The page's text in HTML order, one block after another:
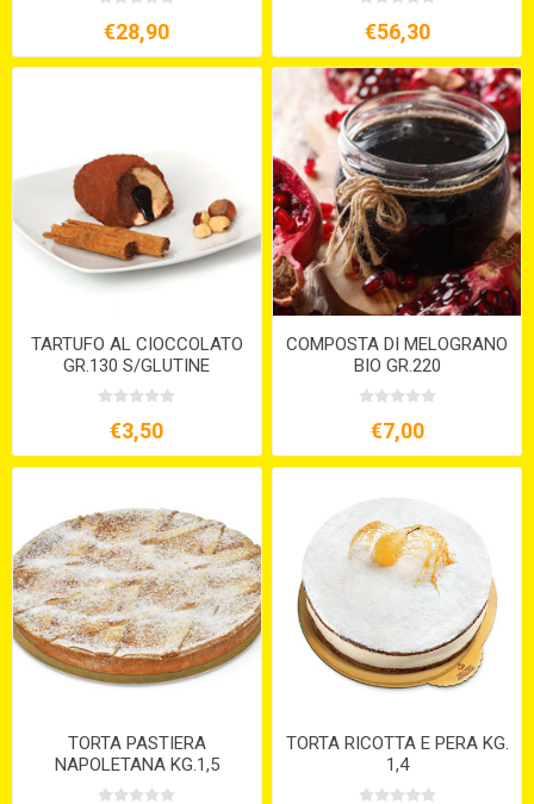
€28,90 €56,30
TARTUFO AL CIOCCOLATO
GR.130 S/GLUTINE
€3,50
COMPOSTA DI MELOGRANO
BIO GR.220
€7,00
TORTA PASTIERA
NAPOLETANA KG.1,5
TORTA RICOTTA E PERA KG.
1,4